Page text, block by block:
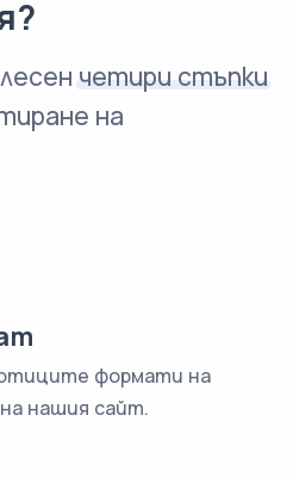
четири стъпки
на
формати на
нашия сайт.